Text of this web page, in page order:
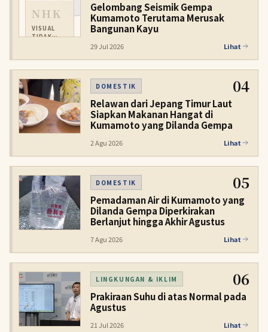
NHK
VISUAL
TIDAK
Gelombang Seismik Gempa
Kumamoto Terutama Merusak
Bangunan Kayu
29 Jul 2026 Lihat
DOMESTIK 04
Relawan dari Jepang Timur Laut
Siapkan Makanan Hangat di
Kumamoto yang Dilanda Gempa
2 Agu 2026 Lihat
DOMESTIK 05
Pemadaman Air di Kumamoto yang
Dilanda Gempa Diperkirakan
Berlanjut hingga Akhir Agustus
7 Agu 2026 Lihat
LINGKUNGAN & IKLIM 06
Prakiraan Suhu di atas Normal pada
Agustus
21 Jul 2026 Lihat